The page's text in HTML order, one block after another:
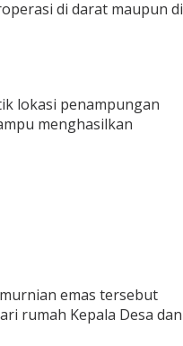
di darat maupun di
lokasi penampungan
menghasilkan
emas tersebut
rumah Kepala Desa dan